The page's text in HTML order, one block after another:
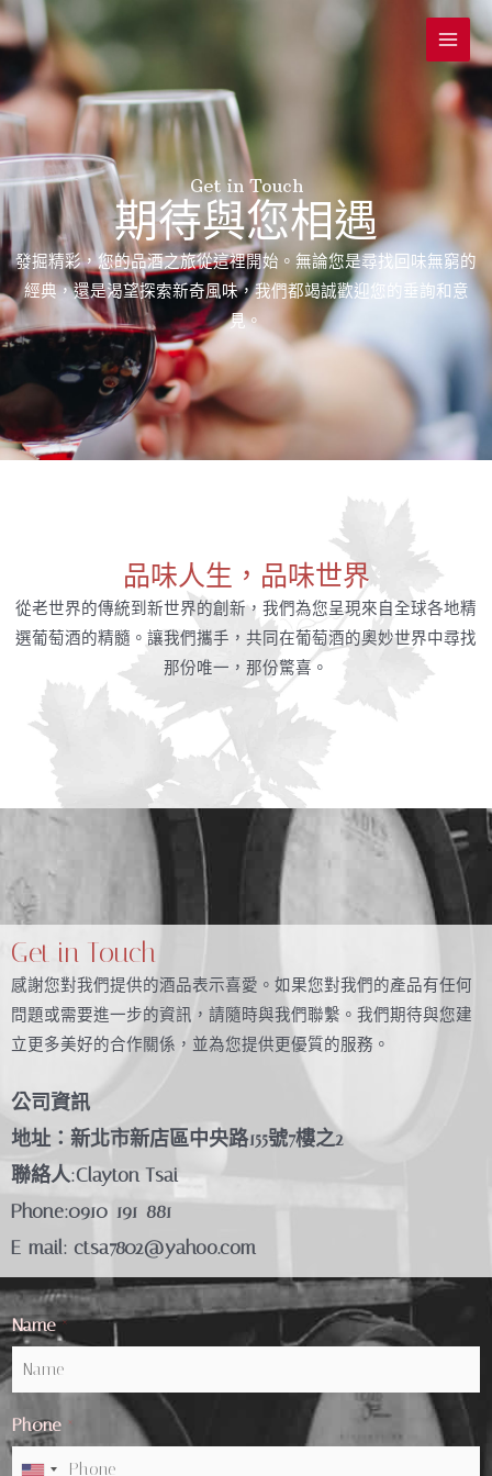
跳
至
要
內
容
Main
Menu
Get in Touch
期待與您相遇
發掘精彩，您的品酒之旅從這裡開始。無論您是尋找回味無窮的
經典，還是渴望探索新奇風味，我們都竭誠歡迎您的垂詢和意
見。
品味人生，品味世界
從老世界的傳統到新世界的創新，我們為您呈現來自全球各地精
選葡萄酒的精髓。讓我們攜手，共同在葡萄酒的奧妙世界中尋找
那份唯一，那份驚喜。
Get in Touch
感謝您對我們提供的酒品表示喜愛。如果您對我們的產品有任何
問題或需要進一步的資訊，請隨時與我們聯繫。我們期待與您建
立更多美好的合作關係，並為您提供更優質的服務。
公司資訊
地址：新北市新店區中央路155號7樓之2
聯絡人:Clayton Tsai
Phone:0910-191-881
E-mail: ctsa7802@yahoo.com
Name*
Phone *